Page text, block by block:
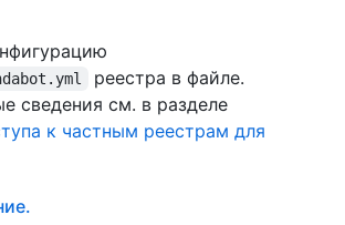
реестра в файле.
сведения см. в разделе
к частным реестрам для